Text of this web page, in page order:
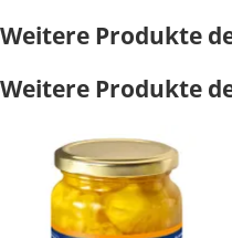
Weitere Produkte
Weitere Produkte